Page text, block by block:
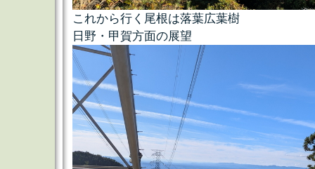
これから行く尾根は落葉広葉樹
日野・甲賀方面の展望